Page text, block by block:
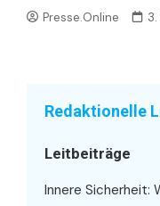
Presse.Online
Redaktionelle
Leitbeiträge
Innere Sicherheit: